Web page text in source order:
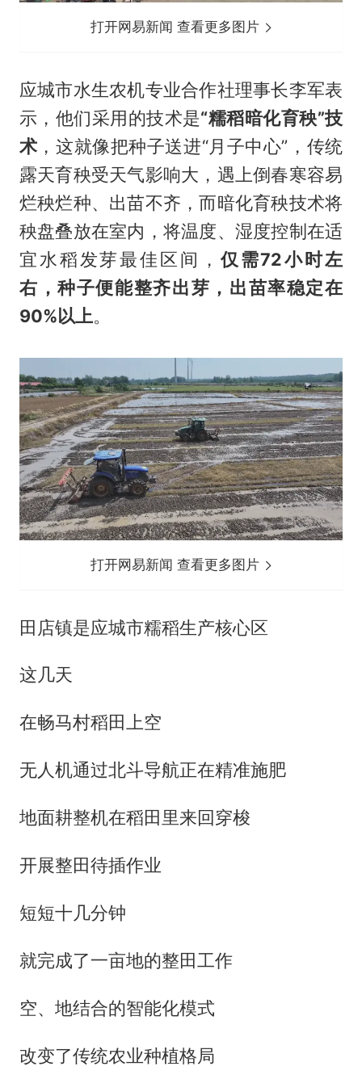
打开网易新闻 查看更多图片
应城市水生农机专业合作社理事长李军表
示，他们采用的技术是“糯稻暗化育秧”技
术 ，这就像把种子送进“月子中心”，传统
露天育秧受天气影响大，遇上倒春寒容易
烂秧烂种、出苗不齐，而暗化育秧技术将
秧盘叠放在室内，将温度、湿度控制在适
宜水稻发芽最佳区间， 仅需72小时左
右，种子便能整齐出芽，出苗率稳定在
90%以上。
打开网易新闻 查看更多图片
田店镇是应城市糯稻生产核心区
这几天
在畅马村稻田上空
无人机通过北斗导航正在精准施肥
地面耕整机在稻田里来回穿梭
开展整田待插作业
短短十几分钟
就完成了一亩地的整田工作
空、地结合的智能化模式
改变了传统农业种植格局